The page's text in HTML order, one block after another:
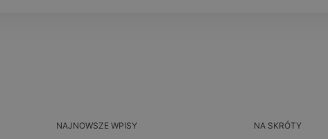
NAJNOWSZE WPISY NA SKRÓTY